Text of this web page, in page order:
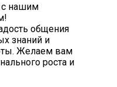
с нашим
общения
знаний и
Желаем вам
роста и